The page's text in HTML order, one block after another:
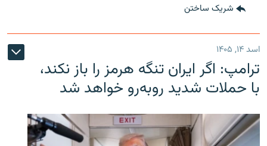
شریک ساختن
اسد ۱۴, ۱۴۰۵
ترامپ: اگر ایران تنگه هرمز را باز نکند،
با حملات شدید روبه‌رو خواهد شد